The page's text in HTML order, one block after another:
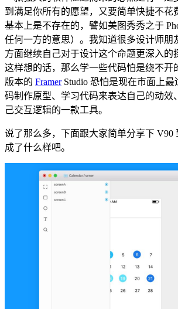
到满足你所有的愿望，又要简单快捷不花
基本上是不存在的，譬如美图秀秀之于
任何一方的意思）。我知道很多设计师朋
方面继续自己对于设计这个命题更深入的
这样想的话，那么学一些代码怕是绕不开
版本的 FramerStudio 恐怕是现在市面上最
码制作原型、学习代码来表达自己的动效
己交互逻辑的一款工具。
说了那么多，下面跟大家简单分享下 V90
成了什么样吧。